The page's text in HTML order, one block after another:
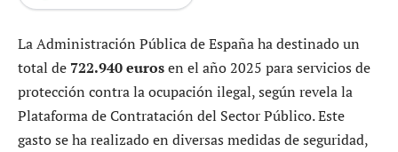
La Administración Pública de España ha destinado un
total de722.940 eurosen el año 2025 para servicios de
protección contra la ocupación ilegal, según revela la
Plataforma de Contratación del Sector Público. Este
gasto se ha realizado en diversas medidas de seguridad,